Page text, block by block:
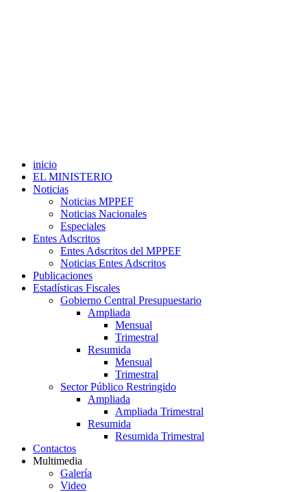
inicio
EL MINISTERIO
Noticias
Noticias MPPEF
Noticias Nacionales
Especiales
Entes Adscritos
Entes Adscritos del MPPEF
Noticias Entes Adscritos
Publicaciones
Estadísticas Fiscales
Gobierno Central Presupuestario
Ampliada
Mensual
Trimestral
Resumida
Mensual
Trimestral
Sector Público Restringido
Ampliada
Ampliada Trimestral
Resumida
Resumida Trimestral
Contactos
Multimedia
Galería
Video